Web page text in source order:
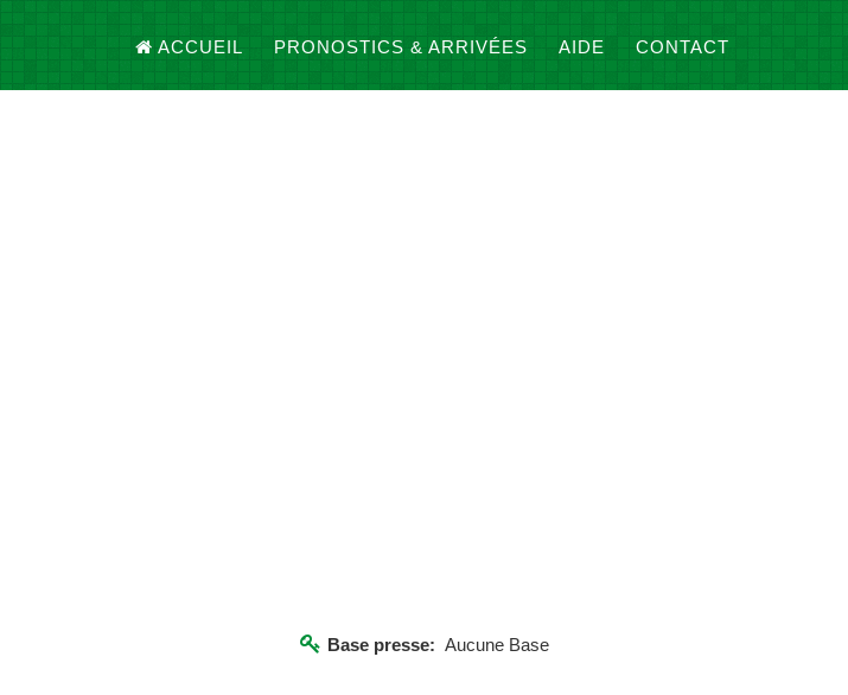
ACCUEIL PRONOSTICS & ARRIVÉES AIDE CONTACT
Base presse: Aucune Base